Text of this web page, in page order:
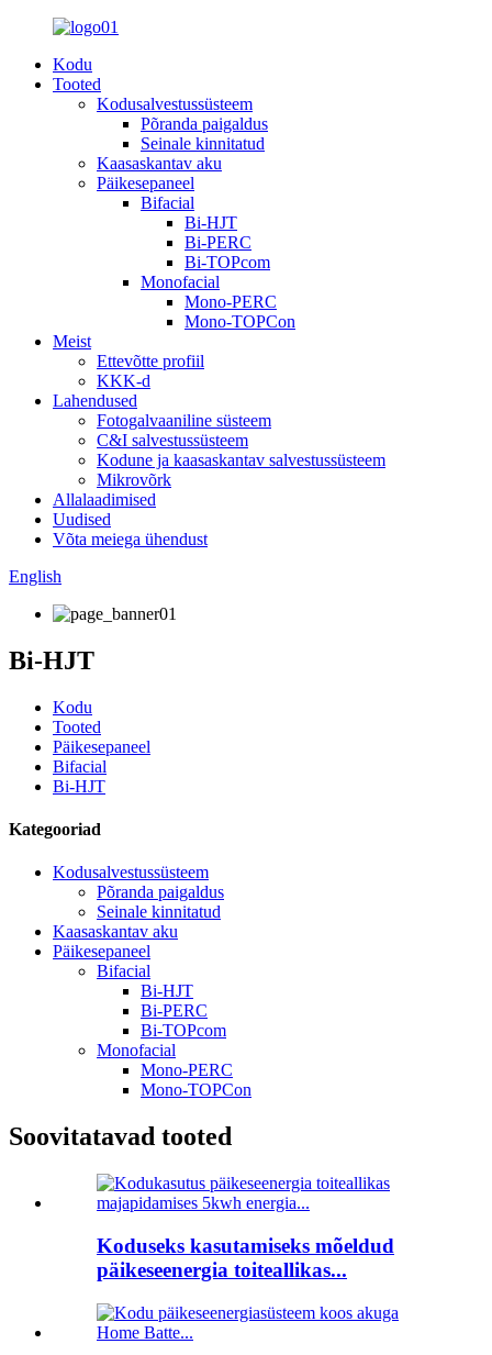
Kodu
Tooted
Kodusalvestussüsteem
Põranda paigaldus
Seinale kinnitatud
Kaasaskantav aku
Päikesepaneel
Bifacial
Bi-HJT
Bi-PERC
Bi-TOPcom
Monofacial
Mono-PERC
Mono-TOPCon
Meist
Ettevõtte profiil
KKK-d
Lahendused
Fotogalvaaniline süsteem
C&I salvestussüsteem
Kodune ja kaasaskantav salvestussüsteem
Mikrovõrk
Allalaadimised
Uudised
Võta meiega ühendust
English
Bi-HJT
Kodu
Tooted
Päikesepaneel
Bifacial
Bi-HJT
Kategooriad
Kodusalvestussüsteem
Põranda paigaldus
Seinale kinnitatud
Kaasaskantav aku
Päikesepaneel
Bifacial
Bi-HJT
Bi-PERC
Bi-TOPcom
Monofacial
Mono-PERC
Mono-TOPCon
Soovitatavad tooted
Koduseks kasutamiseks mõeldud
päikeseenergia toiteallikas...